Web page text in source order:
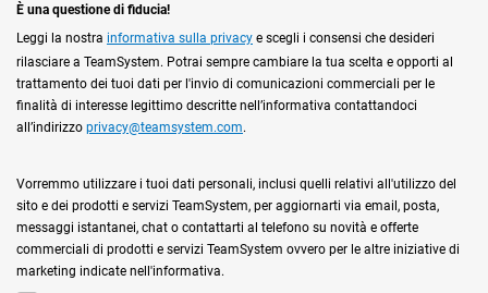
È una questione di fiducia!
Leggi la nostra informativa sulla privacy e scegli i consensi che desideri
rilasciare a TeamSystem. Potrai sempre cambiare la tua scelta e opporti al
trattamento dei tuoi dati per l'invio di comunicazioni commerciali per le
finalità di interesse legittimo descritte nell’informativa contattandoci
all’indirizzo privacy@teamsystem.com.
Vorremmo utilizzare i tuoi dati personali, inclusi quelli relativi all'utilizzo del
sito e dei prodotti e servizi TeamSystem, per aggiornarti via email, posta,
messaggi istantanei, chat o contattarti al telefono su novità e offerte
commerciali di prodotti e servizi TeamSystem ovvero per le altre iniziative di
marketing indicate nell'informativa.